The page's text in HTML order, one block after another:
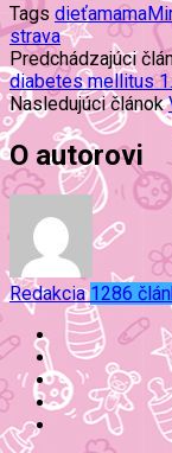
Tags dieťamama
strava
Predchádzajúci
diabetes mellitus
Nasledujúci článok
O autorovi
Redakcia1286